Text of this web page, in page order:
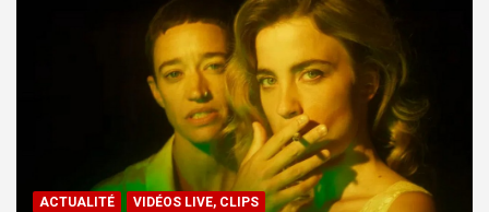
ACTUALITÉ VIDÉOS LIVE, CLIPS